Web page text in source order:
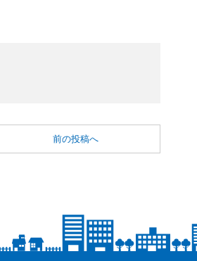
前の投稿へ